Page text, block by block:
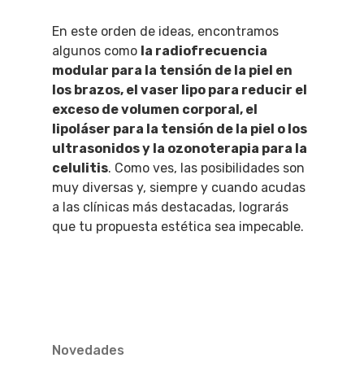
En este orden de ideas, encontramos
algunos como la radiofrecuencia
modular para la tensión de la piel en
los brazos, el vaser lipo para reducir el
exceso de volumen corporal, el
lipoláser para la tensión de la piel o los
ultrasonidos y la ozonoterapia para la
celulitis. Como ves, las posibilidades son
muy diversas y, siempre y cuando acudas
a las clínicas más destacadas, lograrás
que tu propuesta estética sea impecable.
Novedades